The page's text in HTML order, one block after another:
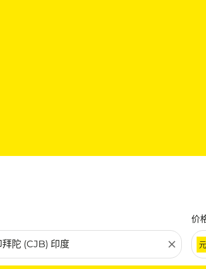
close
价
元